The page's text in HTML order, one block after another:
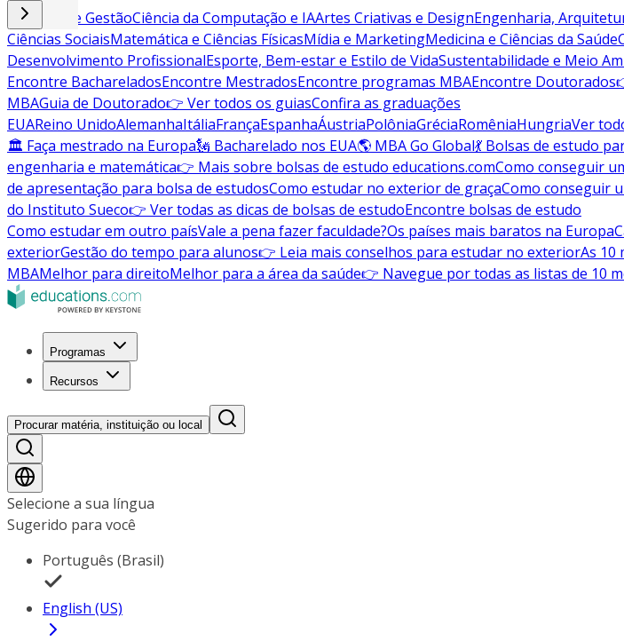
Negócios e GestãoCiência da Computação e IAArtes Criativas e DesignEngenharia,
Ciências SociaisMatemática e Ciências FísicasMídia e MarketingMedicina e Ciências da Saúde
Desenvolvimento ProfissionalEsporte, Bem-estar e Estilo de VidaSustentabilidade e Meio
Encontre BachareladosEncontre MestradosEncontre programas MBAEncontre Doutorados
MBAGuia de Doutorado👉 Ver todos os guiasConfira as graduações
EUAReino UnidoAlemanhaItáliaFrançaEspanhaÁustriaPolôniaGréciaRomêniaHungriaVer
🏛 Faça mestrado na Europa🗽 Bacharelado nos EUA🌎 MBA Go Global💃 Bolsas de estudo
engenharia e matemática👉 Mais sobre bolsas de estudo educations.comComo conseguir
de apresentação para bolsa de estudosComo estudar no exterior de graçaComo conseguir
do Instituto Sueco👉 Ver todas as dicas de bolsas de estudoEncontre bolsas de estudo
Como estudar em outro paísVale a pena fazer faculdade?Os países mais baratos na Europa
exteriorGestão do tempo para alunos👉 Leia mais conselhos para estudar no exteriorAs 10
MBAMelhor para direitoMelhor para a área da saúde👉 Navegue por todas as listas de 10
Programas
Recursos
Procurar matéria, instituição ou local
Selecione a sua língua
Sugerido para você
Português (Brasil)
English (US)